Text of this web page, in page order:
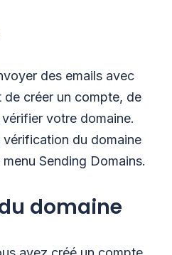
des emails avec
créer un compte, de
votre domaine.
du domaine
Sending Domains.
domaine